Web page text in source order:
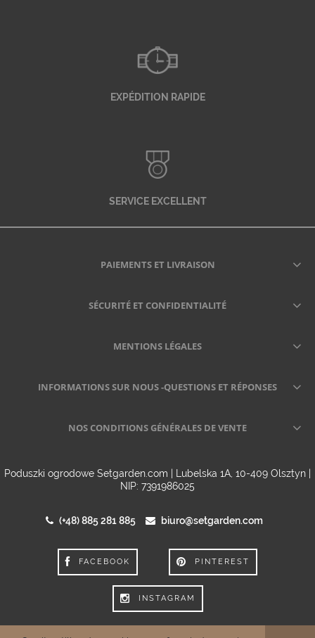
EXPÉDITION RAPIDE
SERVICE EXCELLENT
PAIEMENTS ET LIVRAISON
SÉCURITÉ ET CONFIDENTIALITÉ
MENTIONS LÉGALES
INFORMATIONS SUR NOUS -QUESTIONS ET RÉPONSES
NOS CONDITIONS GÉNÉRALES DE VENTE
Poduszki ogrodowe Setgarden.com | Lubelska 1A, 10-409 Olsztyn |
NIP: 7391986025
(+48) 885 281 885 biuro@setgarden.com
FACEBOOK PINTEREST
INSTAGRAM